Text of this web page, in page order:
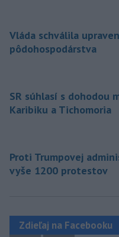
Vláda schválila
pôdohospodárstva
SR súhlasí s dohodou
Karibiku a Tichomoria
Proti Trumpovej
vyše 1200 protestov
Zdieľaj na Facebooku